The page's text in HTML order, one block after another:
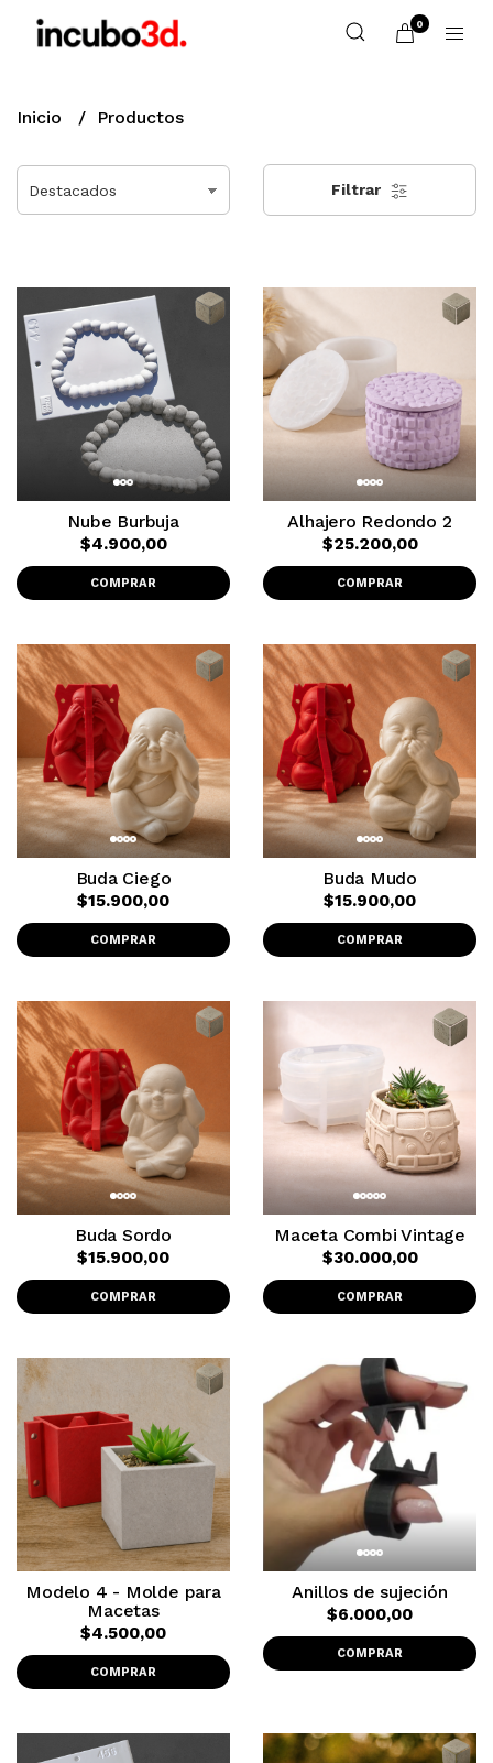
0
Inicio Productos
Filtrar
Nube Burbuja
$4.900,00
COMPRAR
Alhajero Redondo 2
$25.200,00
COMPRAR
Buda Ciego
$15.900,00
COMPRAR
Buda Mudo
$15.900,00
COMPRAR
Buda Sordo
$15.900,00
COMPRAR
Maceta Combi Vintage
$30.000,00
COMPRAR
Modelo 4 - Molde para
Macetas
$4.500,00
COMPRAR
Anillos de sujeción
$6.000,00
COMPRAR